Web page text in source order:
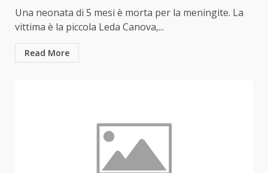
Una neonata di 5 mesi è morta per la meningite. La
vittima è la piccola Leda Canova,...
Read More